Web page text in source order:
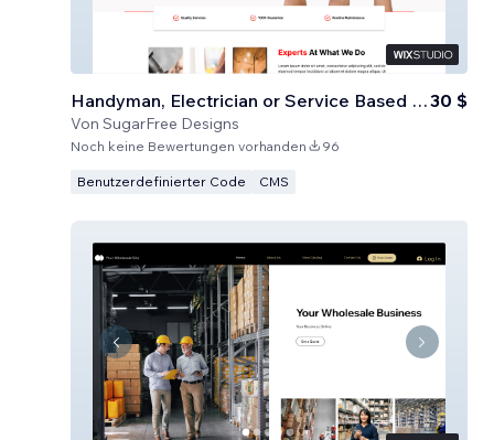
Handyman, Electrician or Service Based Business
Von SugarFree Designs
30 $
Noch keine Bewertungen vorhanden 96
Benutzerdefinierter Code CMS